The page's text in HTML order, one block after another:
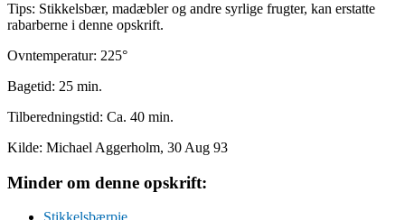
Tips: Stikkelsbær, madæbler og andre syrlige frugter, kan erstatte
rabarberne i denne opskrift.
Ovntemperatur: 225°
Bagetid: 25 min.
Tilberedningstid: Ca. 40 min.
Kilde: Michael Aggerholm, 30 Aug 93
Minder om denne opskrift: